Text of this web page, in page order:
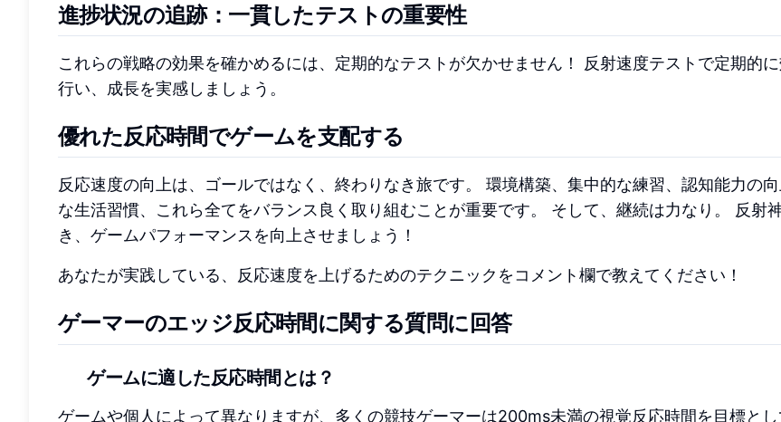
進捗状況の追跡：一貫したテストの重要性
これらの戦略の効果を確かめるには、定期的なテストが欠かせません！ 反射速度テストで定期的
行い、成長を実感しましょう。
優れた反応時間でゲームを支配する
反応速度の向上は、ゴールではなく、終わりなき旅です。 環境構築、集中的な練習、認知能力の
な生活習慣、これら全てをバランス良く取り組むことが重要です。 そして、継続は力なり。 反射
き、ゲームパフォーマンスを向上させましょう！
あなたが実践している、反応速度を上げるためのテクニックをコメント欄で教えてください！
ゲーマーのエッジ反応時間に関する質問に回答
ゲームに適した反応時間とは？
ゲームや個人によって異なりますが、多くの競技ゲーマーは200ms未満の視覚反応時間を目標と